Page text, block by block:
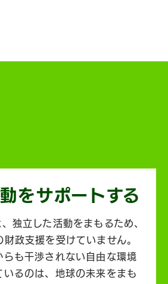
をサポートする
独立した活動をまもるため、
政支援を受けていません。
らも干渉されない自由な環境
いるのは、地球の未来をまも